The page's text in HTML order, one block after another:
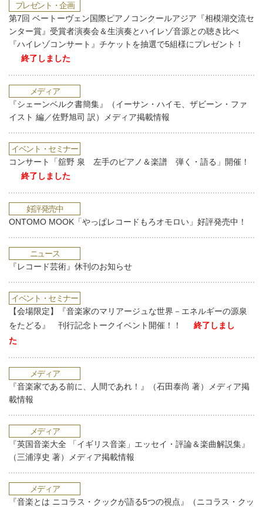
プレゼント・企画
第7回 ベートーヴェン国際ピアノコンクールアジア『相模湖交流セ
ンター賞』受賞者演奏会＆生演奏とハイレゾ音源との聴き比べ
『ハイレゾコンサート』チケットを抽選で5組様にプレゼント！
終了しました
メディア
『シェーンベルク書簡集』（イーサン・ハイモ、ザビーン・ファ
イスト 編／佐野旭司 訳）メディア掲載情報
イベント・セミナー
コンサート「舘野 泉 左手のピアノ＆楽譜 弾く・語る」開催！
終了しました
好評発売中
ONTOMO MOOK「やっぱレコードもろオモロい」好評発売中！
ニュース
『レコード芸術』休刊のお知らせ
イベント・セミナー
【会場限定】『音楽家のマリアージュな世界－エネルギーの源泉
をたどる』 刊行記念トークイベント開催！！
終了しまし
た
メディア
『音楽家である前に、人間であれ！』（石田泰尚 著）メディア掲
載情報
メディア
『英国音楽大全 「イギリス音楽」エッセイ・評論＆楽曲解説集』
（三浦淳史 著）メディア掲載情報
メディア
『音楽とは ニコラス・クックが語る5つの視点』（ニコラス・クッ